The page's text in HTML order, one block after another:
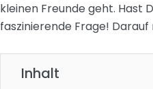
kleinen Freunde geht. Hast
faszinierende Frage!
Inhalt